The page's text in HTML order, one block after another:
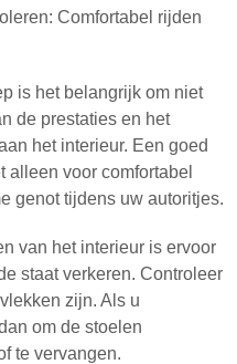
Comfortabel rijden
is het belangrijk om niet
de prestaties en het
het interieur. Een goed
alleen voor comfortabel
genot tijdens uw autoritjes.
van het interieur is ervoor
staat verkeren. Controleer
zijn. Als u
om de stoelen
te vervangen.